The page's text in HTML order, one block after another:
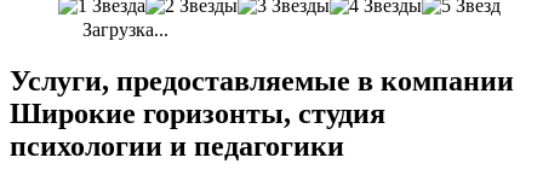
Загрузка...
Услуги, предоставляемые в компании
Широкие горизонты, студия
психологии и педагогики